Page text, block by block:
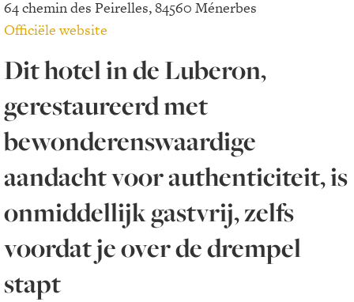
64 chemin des Peirelles, 84560 Ménerbes
Officiële website
Dit hotel in de Luberon,
gerestaureerd met
bewonderenswaardige
aandacht voor authenticiteit, is
onmiddellijk gastvrij, zelfs
voordat je over de drempel
stapt